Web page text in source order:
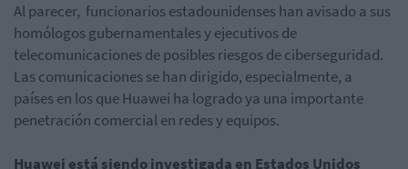
Al parecer, funcionarios estadounidenses han avisado a sus
homólogos gubernamentales y ejecutivos de
telecomunicaciones de posibles riesgos de ciberseguridad.
Las comunicaciones se han dirigido, especialmente, a
países en los que Huawei ha logrado ya una importante
penetración comercial en redes y equipos.
Huawei está siendo investigada en Estados Unidos